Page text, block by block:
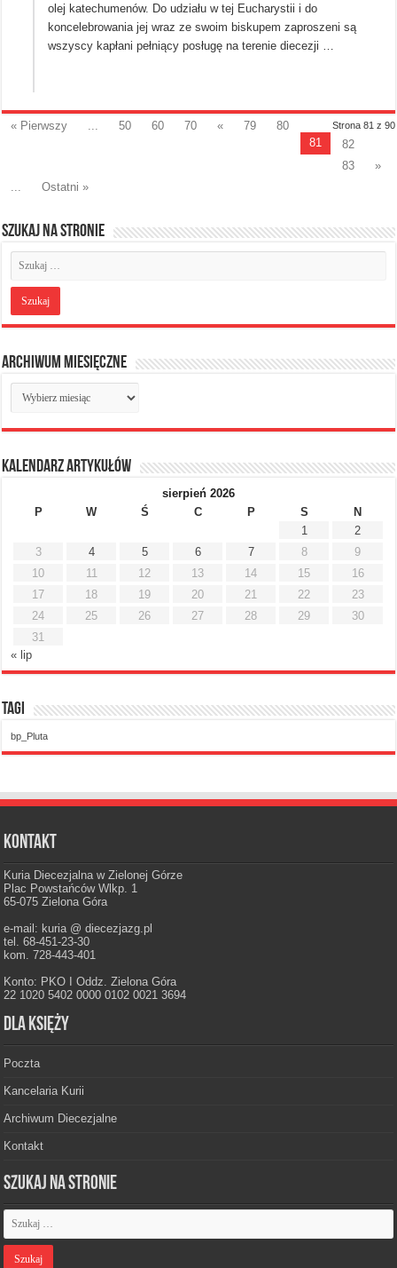
olej katechumenów. Do udziału w tej Eucharystii i do
koncelebrowania jej wraz ze swoim biskupem zaproszeni są
wszyscy kapłani pełniący posługę na terenie diecezji …
Strona 81 z 90
« Pierwszy 50 60 70 « 79
80
81
82
83
»
Ostatni »
Szukaj na stronie
Archiwum miesięczne
Archiwum
miesięczne
Kalendarz artykułów
sierpień 2026
P
W Ś C P S
N
1
2
3
4 5 6 7 8
9
10
11 12 13 14 15
16
17
18 19 20 21 22
23
24
25 26 27 28 29
30
31
« lip
Tagi
bp_Pluta
Kontakt
Kuria Diecezjalna w Zielonej Górze
Plac Powstańców Wlkp. 1
65-075 Zielona Góra
e-mail: kuria @ diecezjazg.pl
tel. 68-451-23-30
kom. 728-443-401
Konto: PKO I Oddz. Zielona Góra
22 1020 5402 0000 0102 0021 3694
Dla księży
Poczta
Kancelaria Kurii
Archiwum Diecezjalne
Kontakt
Szukaj na stronie